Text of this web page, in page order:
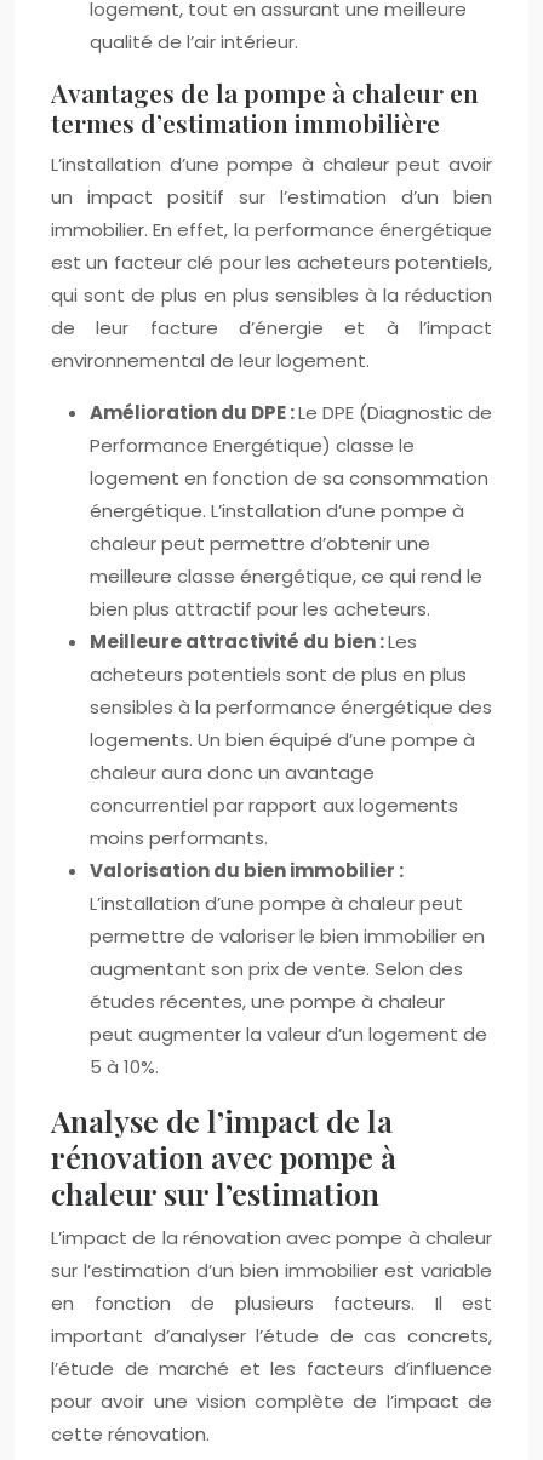
logement, tout en assurant une meilleure
qualité de l’air intérieur.
Avantages de la pompe à chaleur en
termes d’estimation immobilière
L’installation d’une pompe à chaleur peut avoir
un impact positif sur l’estimation d’un bien
immobilier. En effet, la performance énergétique
est un facteur clé pour les acheteurs potentiels,
qui sont de plus en plus sensibles à la réduction
de leur facture d’énergie et à l’impact
environnemental de leur logement.
Amélioration du DPE :Le DPE (Diagnostic de
Performance Energétique) classe le
logement en fonction de sa consommation
énergétique. L’installation d’une pompe à
chaleur peut permettre d’obtenir une
meilleure classe énergétique, ce qui rend le
bien plus attractif pour les acheteurs.
Meilleure attractivité du bien :Les
acheteurs potentiels sont de plus en plus
sensibles à la performance énergétique des
logements. Un bien équipé d’une pompe à
chaleur aura donc un avantage
concurrentiel par rapport aux logements
moins performants.
Valorisation du bien immobilier :
L’installation d’une pompe à chaleur peut
permettre de valoriser le bien immobilier en
augmentant son prix de vente. Selon des
études récentes, une pompe à chaleur
peut augmenter la valeur d’un logement de
5 à 10%.
Analyse de l’impact de la
rénovation avec pompe à
chaleur sur l’estimation
L’impact de la rénovation avec pompe à chaleur
sur l’estimation d’un bien immobilier est variable
en fonction de plusieurs facteurs. Il est
important d’analyser l’étude de cas concrets,
l’étude de marché et les facteurs d’influence
pour avoir une vision complète de l’impact de
cette rénovation.